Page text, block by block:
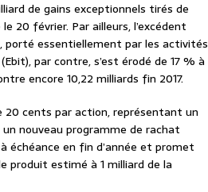
de gains exceptionnels tirés de
20 février. Par ailleurs, l’excédent
porté essentiellement par les activités
par contre, s’est érodé de 17 % à
encore 10,22 milliards fin 2017.
20 cents par action, représentant un
nouveau programme de rachat
échéance en fin d’année et promet
produit estimé à 1 milliard de la